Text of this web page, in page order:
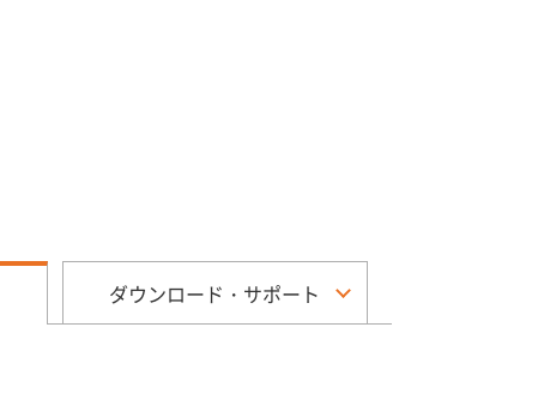
ダウンロード・サポート